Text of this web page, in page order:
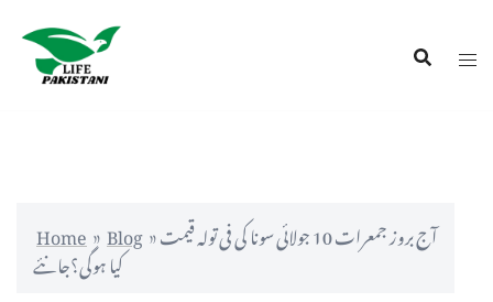
Home»Blog»آج بروز جمعرات 10 جولائی سونا کی فی تولہ قیمت
کیا ہوگی؟جانئے